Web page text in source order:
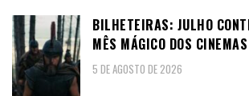
BILHETEIRAS: JULHO
MÊS MÁGICO DOS CINEMAS
5 DE AGOSTO DE 2026